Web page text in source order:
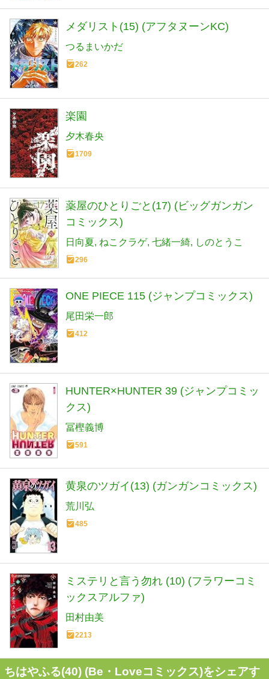
メダリスト(15) (アフタヌーンKC)
つるまいかだ
262
楽園
夕木春央
1709
薬屋のひとりごと(17) (ビッグガンガン
コミックス)
日向夏 ねこクラゲ 七緒一綺 しのとうこ
296
ONE PIECE 115 (ジャンプコミックス)
尾田栄一郎
412
HUNTER×HUNTER 39 (ジャンプコミッ
クス)
冨樫義博
591
黄泉のツガイ(13) (ガンガンコミックス)
荒川弘
485
ミステリと言う勿れ (10) (フラワーコミ
ックスアルファ)
田村由美
2213
ちはやふる(40) (Be・Loveコミックス)をシェアす